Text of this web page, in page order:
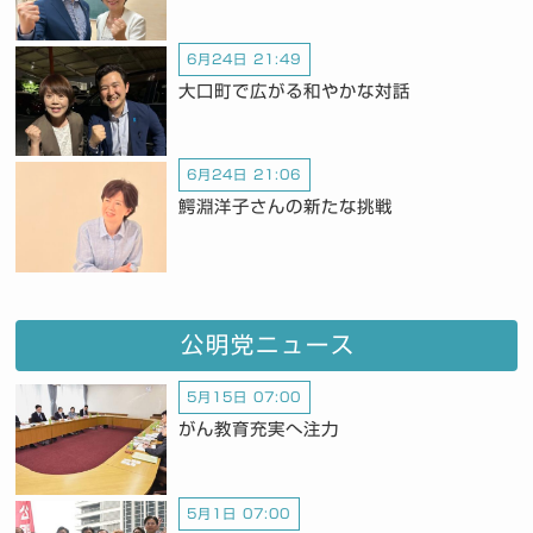
6月24日 21:49
大口町で広がる和やかな対話
6月24日 21:06
鰐淵洋子さんの新たな挑戦
公明党ニュース
5月15日 07:00
がん教育充実へ注力
5月1日 07:00